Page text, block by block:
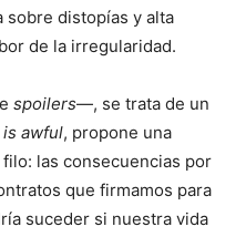
sobre distopías y alta
de la irregularidad.
spoilers—, se trata de un
is awful, propone una
las consecuencias por
que firmamos para
suceder si nuestra vida